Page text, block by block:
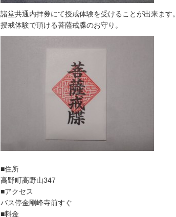
諸堂共通内拝券にて授戒体験を受けることが出来ます。
授戒体験で頂ける菩薩戒牒のお守り。
■住所
高野町高野山347
■アクセス
バス停金剛峰寺前すぐ
■料金